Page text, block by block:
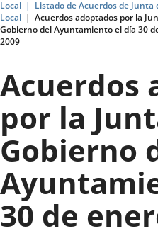
Valladolid
Local
Listado de Acuerdos de Junta
Local
Acuerdos adoptados por la
Gobierno del Ayuntamiento el día 30
2009
Acuerdos
por la
Gobierno
30 de